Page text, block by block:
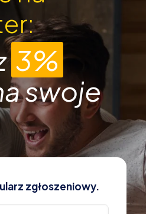
3%
swoje
zgłoszeniowy.